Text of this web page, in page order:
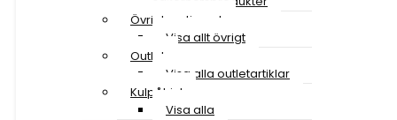
Övrigt sortiment
Visa allt övrigt
Outlet
Visa alla outletartiklar
Kulpåhjul
Visa alla